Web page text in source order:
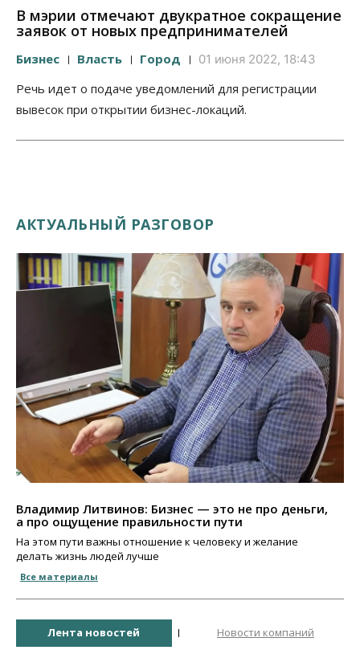
В мэрии отмечают двукратное сокращение
заявок от новых предпринимателей
Бизнес Власть Город 01 июня 2022, 18:43
Речь идет о подаче уведомлений для регистрации
вывесок при открытии бизнес-локаций.
АКТУАЛЬНЫЙ РАЗГОВОР
Владимир Литвинов: Бизнес — это не про деньги,
а про ощущение правильности пути
На этом пути важны отношение к человеку и желание
делать жизнь людей лучше
Все материалы
Лента новостей Новости компаний